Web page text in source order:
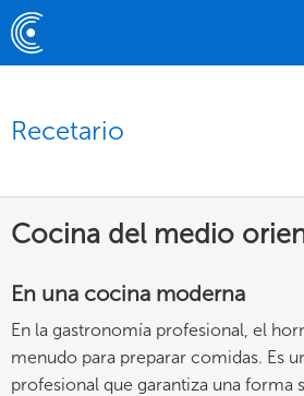
Recetario
Cocina del medio
En una cocina moderna
En la gastronomía profesional, el
menudo para preparar comidas. Es
profesional que garantiza una forma